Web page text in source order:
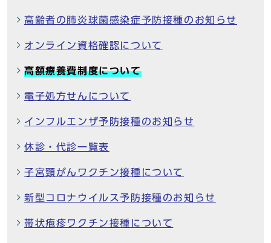
高齢者の肺炎球菌感染症予防接種のお知らせ
オンライン資格確認について
高額療養費制度について
電子処方せんについて
インフルエンザ予防接種のお知らせ
休診・代診一覧表
子宮頸がんワクチン接種について
新型コロナウイルス予防接種のお知らせ
帯状疱疹ワクチン接種について